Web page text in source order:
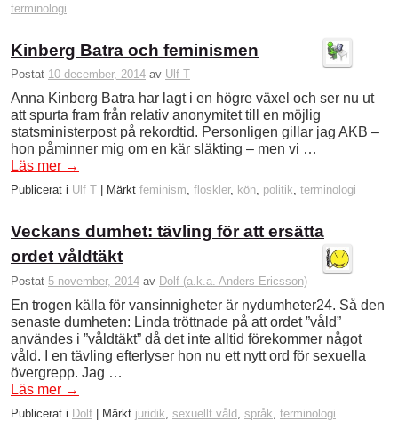
terminologi
Kinberg Batra och feminismen
Postat 10 december, 2014 av Ulf T
Anna Kinberg Batra har lagt i en högre växel och ser nu ut
att spurta fram från relativ anonymitet till en möjlig
statsministerpost på rekordtid. Personligen gillar jag AKB –
hon påminner mig om en kär släkting – men vi …
Läs mer →
Publicerat i Ulf T Märkt feminism, floskler, kön, politik, terminologi
Veckans dumhet: tävling för att ersätta
ordet våldtäkt
Postat 5 november, 2014 av Dolf (a.k.a. Anders Ericsson)
En trogen källa för vansinnigheter är nydumheter24. Så den
senaste dumheten: Linda tröttnade på att ordet ”våld”
användes i ”våldtäkt” då det inte alltid förekommer något
våld. I en tävling efterlyser hon nu ett nytt ord för sexuella
övergrepp. Jag …
Läs mer →
Publicerat i Dolf Märkt juridik sexuellt våld språk terminologi